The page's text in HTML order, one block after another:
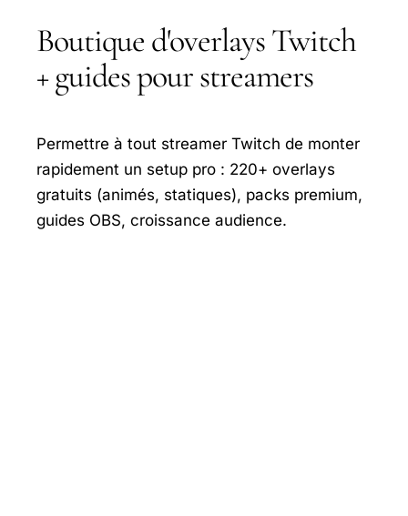
Boutique d'overlays Twitch
+ guides pour streamers
Permettre à tout streamer Twitch de monter
rapidement un setup pro : 220+ overlays
gratuits (animés, statiques), packs premium,
guides OBS, croissance audience.